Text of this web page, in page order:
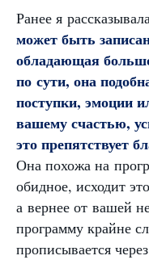
Ранее я
может быть
обладающая
по сути, она
поступки, эмоции
вашему счастью,
это препятствует
Она похожа на
обидное, исходит
а вернее от вашей
программу крайне
прописывается